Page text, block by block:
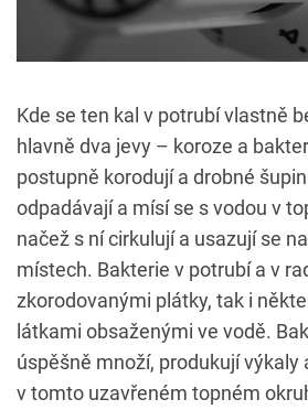
Kde se ten kal v potrubí vlastně
hlavně dva jevy – koroze a
postupně korodují a drobné
odpadávají a mísí se s vodou v
načež s ní cirkulují a usazují se
místech. Bakterie v potrubí a v
zkorodovanými plátky, tak i
látkami obsaženými ve vodě.
úspěšně množí, produkují výkaly
v tomto uzavřeném topném